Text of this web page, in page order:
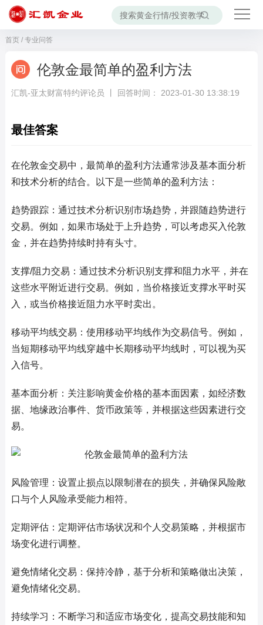
首页/ 专业问答
伦敦金最简单的盈利方法
汇凯-亚太财富特约评论员 丨 回答时间： 2023-01-30 13:38:19
最佳答案
在伦敦金交易中，最简单的盈利方法通常涉及基本面分析
和技术分析的结合。以下是一些简单的盈利方法：
趋势跟踪：通过技术分析识别市场趋势，并跟随趋势进行
交易。例如，如果市场处于上升趋势，可以考虑买入伦敦
金，并在趋势持续时持有头寸。
支撑/阻力交易：通过技术分析识别支撑和阻力水平，并在
这些水平附近进行交易。例如，当价格接近支撑水平时买
入，或当价格接近阻力水平时卖出。
移动平均线交易：使用移动平均线作为交易信号。例如，
当短期移动平均线穿越中长期移动平均线时，可以视为买
入信号。
基本面分析：关注影响黄金价格的基本面因素，如经济数
据、地缘政治事件、货币政策等，并根据这些因素进行交
易。
风险管理：设置止损点以限制潜在的损失，并确保风险敞
口与个人风险承受能力相符。
定期评估：定期评估市场状况和个人交易策略，并根据市
场变化进行调整。
避免情绪化交易：保持冷静，基于分析和策略做出决策，
避免情绪化交易。
持续学习：不断学习和适应市场变化，提高交易技能和知